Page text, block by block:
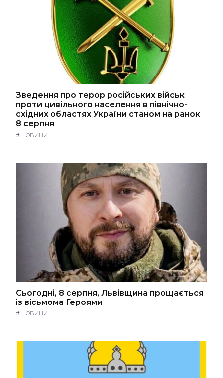
Зведення про терор російських військ
проти цивільного населення в північно-
східних областях України станом на ранок
8 серпня
# НОВИНИ
Сьогодні, 8 серпня, Львівщина прощається
із вісьмома Героями
# НОВИНИ